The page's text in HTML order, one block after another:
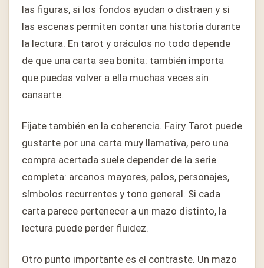
las figuras, si los fondos ayudan o distraen y si
las escenas permiten contar una historia durante
la lectura. En tarot y oráculos no todo depende
de que una carta sea bonita: también importa
que puedas volver a ella muchas veces sin
cansarte.
Fíjate también en la coherencia. Fairy Tarot puede
gustarte por una carta muy llamativa, pero una
compra acertada suele depender de la serie
completa: arcanos mayores, palos, personajes,
símbolos recurrentes y tono general. Si cada
carta parece pertenecer a un mazo distinto, la
lectura puede perder fluidez.
Otro punto importante es el contraste. Un mazo